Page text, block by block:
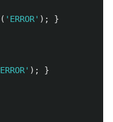
( ' ERROR' );
}
ERROR' );
}